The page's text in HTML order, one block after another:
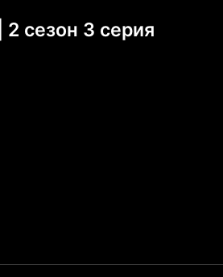
сезон 3 серия